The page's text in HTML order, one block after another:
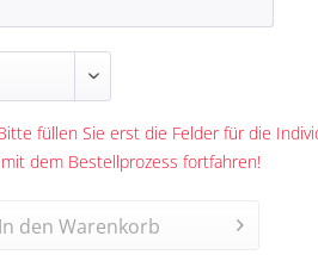
füllen Sie erst die Felder für die
dem Bestellprozess fortfahren!
In den Warenkorb